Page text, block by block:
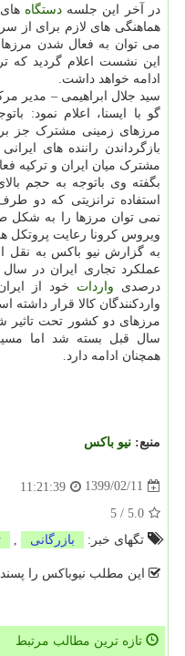
در آخر این جلسهدستگاه
هماهنگی های لازم برای از
می توان به فعال شدن
این نشست اعلام گردید که
ادامه خواهد داشت.
سید جلال ابراهیمی – مدیر
گو با ایسنا، اعلام نمود:
مرزهای زمینی مشترک جز
بازگرداندن راننده های
مشترک میان ایران و ترکیه
بگفته وی باتوجه به حجم
استفاده ترانزیتی که دو
نمی توان مرزها را به شکل
ویروس کرونا رعایت پروتکل
به گزارش نیو باکس به نقل
درصدی واردات خود از
واردکنندگان کالا قرار داشته
مرزهای دو کشور تحت تاثیر
سال قبل بسته شد اما
همچنان ادامه دارد.
منبع: نیو باكس
1399/02/11
11:21:39
5.0
/
5
تگهای خبر:
بازرگانی ,
این مطلب نیوباکس را
تازه ترین مطالب مرتبط